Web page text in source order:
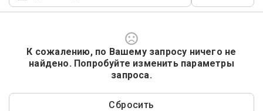
К сожалению, по Вашему запросу ничего не
найдено. Попробуйте изменить параметры
запроса.
Сбросить